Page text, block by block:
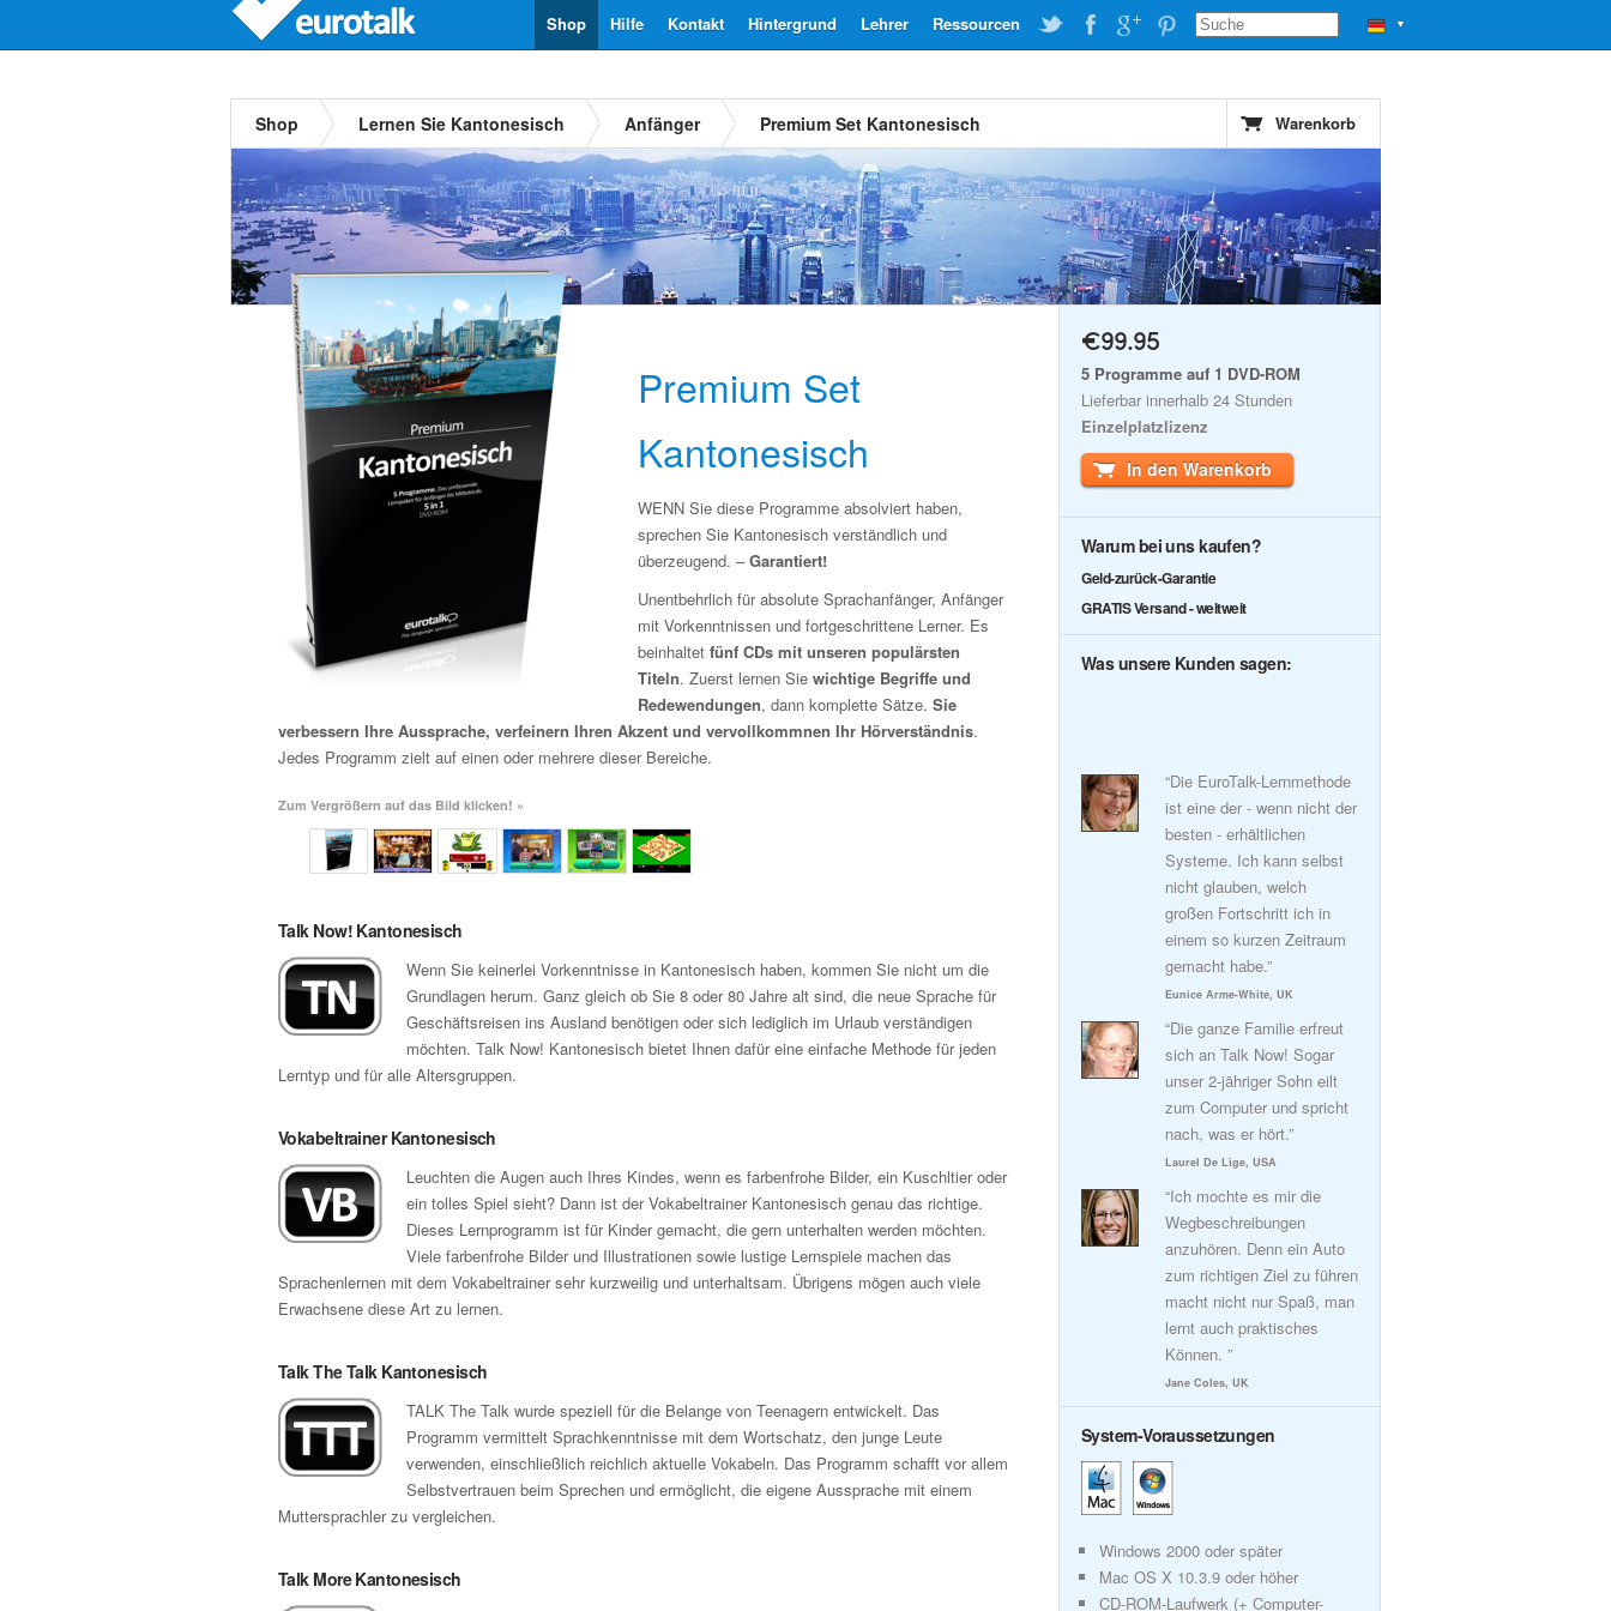
▼
Ressourcen
Lehrer
Hintergrund
Kontakt
Hilfe
Shop
Shop Lernen Sie Kantonesisch Anfänger Premium Set Kantonesisch Warenkorb
Premium Set
Kantonesisch
WENN Sie diese Programme absolviert haben,
sprechen Sie Kantonesisch verständlich und
überzeugend. –Garantiert!
Unentbehrlich für absolute Sprachanfänger, Anfänger
mit Vorkenntnissen und fortgeschrittene Lerner. Es
beinhaltet fünf CDs mit unseren populärsten
Titeln. Zuerst lernen Sie wichtige Begriffe und
Redewendungen, dann komplette Sätze. Sie
verbessern Ihre Aussprache, verfeinern Ihren Akzent und vervollkommnen Ihr Hörverständnis.
Jedes Programm zielt auf einen oder mehrere dieser Bereiche.
Zum Vergrößern auf das Bild klicken! »
Talk Now! Kantonesisch
Wenn Sie keinerlei Vorkenntnisse in Kantonesisch haben, kommen Sie nicht um die
Grundlagen herum. Ganz gleich ob Sie 8 oder 80 Jahre alt sind, die neue Sprache für
Geschäftsreisen ins Ausland benötigen oder sich lediglich im Urlaub verständigen
möchten. Talk Now! Kantonesisch bietet Ihnen dafür eine einfache Methode für jeden
Lerntyp und für alle Altersgruppen.
Vokabeltrainer Kantonesisch
Leuchten die Augen auch Ihres Kindes, wenn es farbenfrohe Bilder, ein Kuschltier oder
ein tolles Spiel sieht? Dann ist der Vokabeltrainer Kantonesisch genau das richtige.
Dieses Lernprogramm ist für Kinder gemacht, die gern unterhalten werden möchten.
Viele farbenfrohe Bilder und Illustrationen sowie lustige Lernspiele machen das
Sprachenlernen mit dem Vokabeltrainer sehr kurzweilig und unterhaltsam. Übrigens mögen auch viele
Erwachsene diese Art zu lernen.
Talk The Talk Kantonesisch
TALK The Talk wurde speziell für die Belange von Teenagern entwickelt. Das
Programm vermittelt Sprachkenntnisse mit dem Wortschatz, den junge Leute
verwenden, einschließlich reichlich aktuelle Vokabeln. Das Programm schafft vor allem
Selbstvertrauen beim Sprechen und ermöglicht, die eigene Aussprache mit einem
Muttersprachler zu vergleichen.
Talk More Kantonesisch
€99.95
5 Programme auf 1 DVD-ROM
Lieferbar innerhalb 24 Stunden
Einzelplatzlizenz
In den Warenkorb
Warum bei uns kaufen?
Geld-zurück-Garantie
GRATIS Versand - weltweit
Was unsere Kunden sagen:
“Die EuroTalk-Lernmethode
ist eine der - wenn nicht der
besten - erhältlichen
Systeme. Ich kann selbst
nicht glauben, welch
großen Fortschritt ich in
einem so kurzen Zeitraum
gemacht habe.”
Eunice Arme-White, UK
“Die ganze Familie erfreut
sich an Talk Now! Sogar
unser 2-jähriger Sohn eilt
zum Computer und spricht
nach, was er hört.”
Laurel De Lige, USA
“Ich mochte es mir die
Wegbeschreibungen
anzuhören. Denn ein Auto
zum richtigen Ziel zu führen
macht nicht nur Spaß, man
lernt auch praktisches
Können. ”
Jane Coles, UK
System-Voraussetzungen
Windows 2000 oder später
Mac OS X 10.3.9 oder höher
CD-ROM-Laufwerk (+ Computer-